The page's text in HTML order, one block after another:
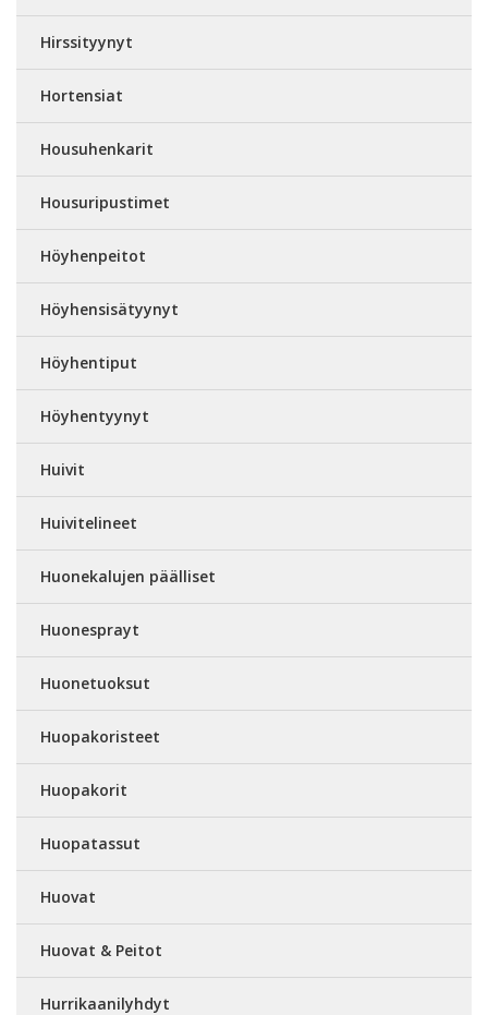
Hirssityynyt
Hortensiat
Housuhenkarit
Housuripustimet
Höyhenpeitot
Höyhensisätyynyt
Höyhentiput
Höyhentyynyt
Huivit
Huivitelineet
Huonekalujen päälliset
Huonesprayt
Huonetuoksut
Huopakoristeet
Huopakorit
Huopatassut
Huovat
Huovat & Peitot
Hurrikaanilyhdyt